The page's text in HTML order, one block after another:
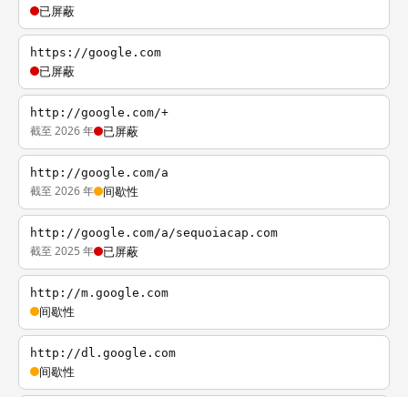
已屏蔽
https://google.com
已屏蔽
http://google.com/+
截至 2026 年 已屏蔽
http://google.com/a
截至 2026 年 间歇性
http://google.com/a/sequoiacap.com
截至 2025 年 已屏蔽
http://m.google.com
间歇性
http://dl.google.com
间歇性